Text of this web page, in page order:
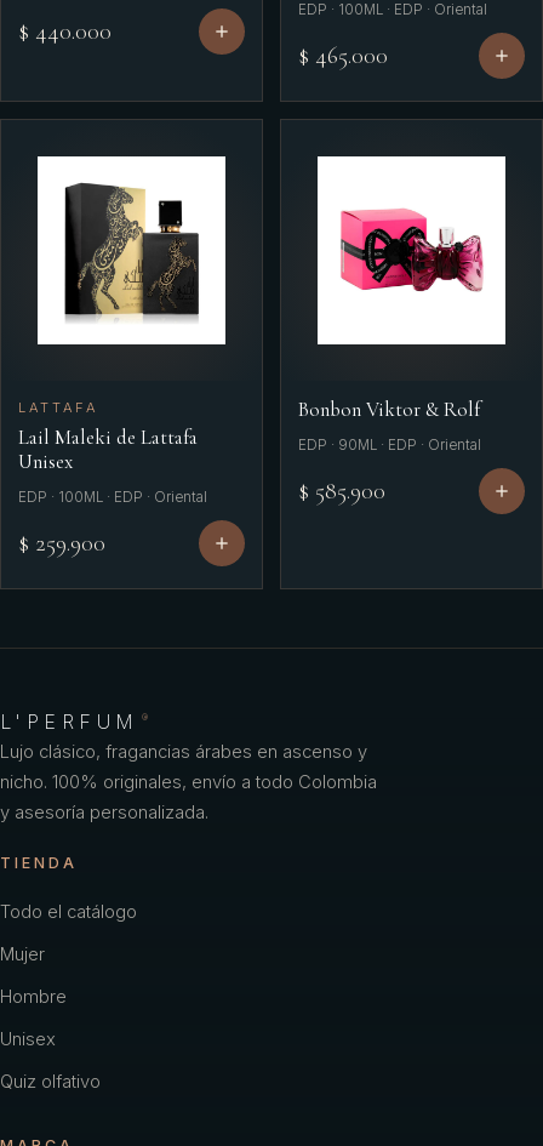
$ 440.000
EDP · 100ML · EDP · Oriental
$ 465.000
LATTAFA
Lail Maleki de Lattafa
Unisex
EDP · 100ML · EDP · Oriental
$ 259.900
Bonbon Viktor & Rolf
EDP · 90ML · EDP · Oriental
$ 585.900
L'PERFUM ®
Lujo clásico, fragancias árabes en ascenso y
nicho. 100% originales, envío a todo Colombia
y asesoría personalizada.
TIENDA
Todo el catálogo
Mujer
Hombre
Unisex
Quiz olfativo